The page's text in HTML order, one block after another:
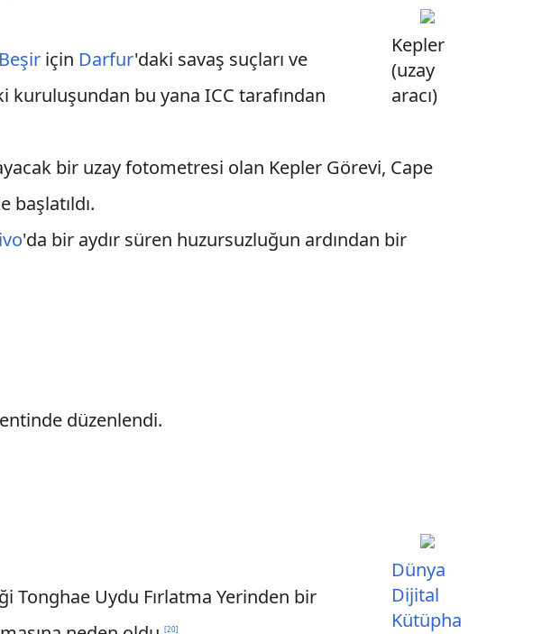
Kepler
(uzay
aracı)
için Darfur'daki savaş suçları ve
kuruluşundan bu yana ICC tarafından
bir uzay fotometresi olan Kepler Görevi, Cape
başlatıldı.
'da bir aydır süren huzursuzluğun ardından bir
düzenlendi.
Dünya
Dijital
Kütüpha
Tonghae Uydu Fırlatma Yerinden bir
[20]